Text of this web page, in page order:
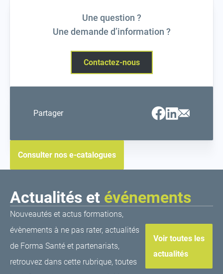
Une question ?
Une demande d’information ?
Contactez-nous
Partager
Facebook
(ouvrir
nouvel
Linkedin
(ouvrir
nouvel
Email
(ouvrir
nouvel
Consulter nos e-catalogues
Actualités et événements
Nouveautés et actus formations,
évènements à ne pas rater, actualités
de Forma Santé et partenariats,
retrouvez dans cette rubrique, toutes
Voir toutes les
actualités